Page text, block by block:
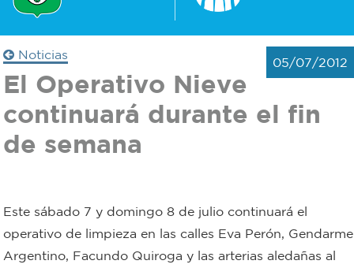
Defensa
civil
Bromatología
Trámites
Transparencia
Correo
Personal
Noticias
05/07/2012
El Operativo Nieve
continuará durante el fin
de semana
Este sábado 7 y domingo 8 de julio continuará el
operativo de limpieza en las calles Eva Perón, Gendarme
Argentino, Facundo Quiroga y las arterias aledañas al